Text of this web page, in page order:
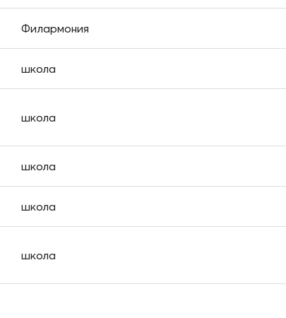
Филармония
школа
школа
школа
школа
школа